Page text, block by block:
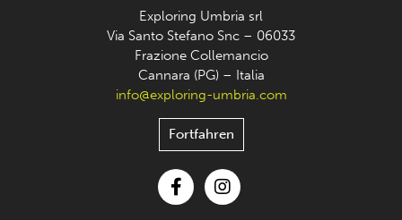
Exploring Umbria srl
Via Santo Stefano Snc – 06033
Frazione Collemancio
Cannara (PG) – Italia
info@exploring-umbria.com
Fortfahren